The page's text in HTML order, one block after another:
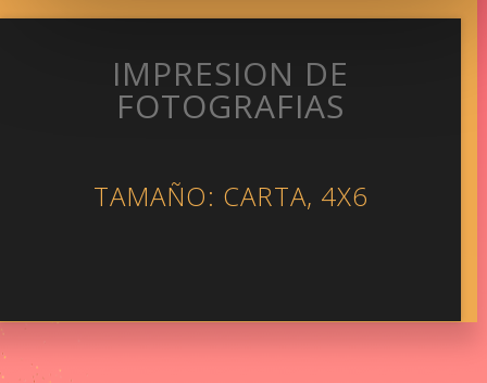
IMPRESION DE
FOTOGRAFIAS
TAMAÑO: CARTA, 4X6